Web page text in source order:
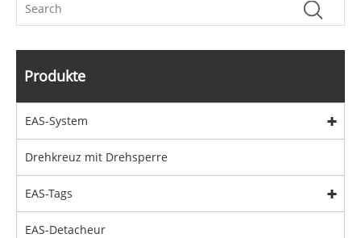
Produkte
EAS-System
Drehkreuz mit Drehsperre
EAS-Tags
EAS-Detacheur